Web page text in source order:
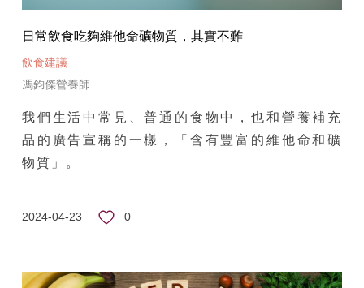
日常飲食吃夠維他命礦物質，其實不難
飲食建議
馮鈞傑營養師
我們生活中常見、普通的食物中，也和營養補充
品的廣告宣稱的一樣，「含有豐富的維他命和礦
物質」。
2024-04-23 0